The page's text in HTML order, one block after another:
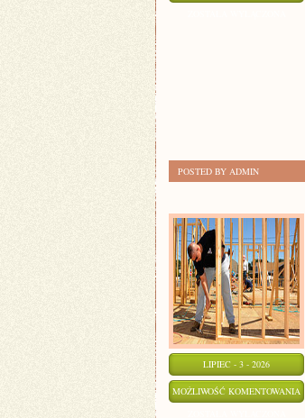
POSTED BY ADMIN
LIPIEC - 3 - 2026
MOŻLIWOŚĆ KOMENTOWANIA